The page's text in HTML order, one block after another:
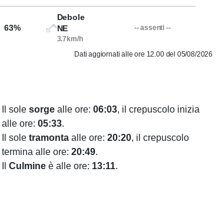
63%
Debole
NE
3.7km/h
-- assenti --
Dati aggiornati alle ore 12.00 del 05/08/2026
Il sole sorge alle ore: 06:03, il crepuscolo inizia
alle ore: 05:33.
Il sole tramonta alle ore: 20:20, il crepuscolo
termina alle ore: 20:49.
Culmine è alle ore: 13:11.